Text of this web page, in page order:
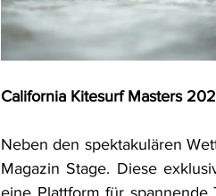
California Kitesurf Masters
Neben den spektakulären
Magazin Stage. Diese